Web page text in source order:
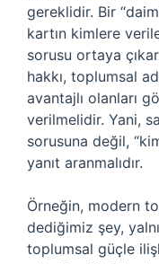
gereklidir. Bir
kartın kimlere
sorusu ortaya
hakkı, toplumsal
avantajlı olanları
verilmelidir. Yani,
sorusuna değil,
yanıt aranmalıdır.
Örneğin, modern
dediğimiz şey,
toplumsal güçle